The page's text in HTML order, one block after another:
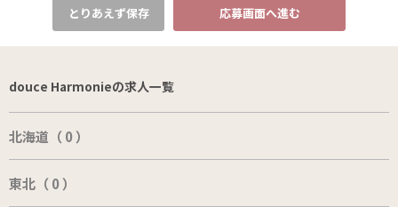
とりあえず保存 応募画面へ進む
douce Harmonieの求人一覧
北海道（ 0 ）
東北（ 0 ）